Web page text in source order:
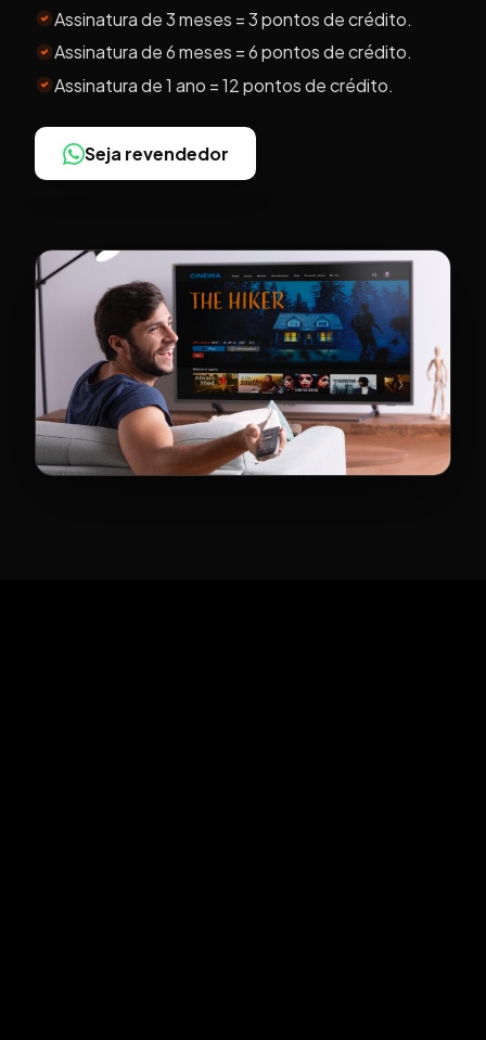
Assinatura de 3 meses = 3 pontos de crédito.
Assinatura de 6 meses = 6 pontos de crédito.
Assinatura de 1 ano = 12 pontos de crédito.
Seja revendedor